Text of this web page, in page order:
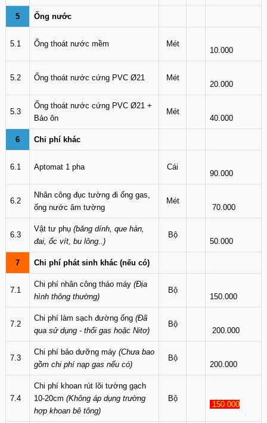
5 Ống nước
5.1 Ống thoát nước mềm Mét
10.000
5.2 Ống thoát nước cứng PVC Ø21 Mét
20.000
5.3
Ống thoát nước cứng PVC Ø21 +
Bảo ôn
Mét
40.000
6 Chi phí khác
6.1 Aptomat 1 pha Cái
90.000
6.2
Nhân công đục tường đi ống gas,
ống nước âm tường
Mét
70.000
6.3
Vật tư phụ (băng dính, que hàn,
đai, ốc vít, bu lông..)
Bộ
50.000
7 Chi phí phát sinh khác (nếu có)
7.1
Chi phí nhân công tháo máy (Địa
hình thông thường)
Bộ
150.000
7.2
Chi phí làm sạch đường ống (Đã
qua sử dụng - thổi gas hoặc Nitơ)
Bộ
200.000
7.3
Chi phí bảo dưỡng máy (Chưa bao
gồm chi phí nạp gas nếu có)
Bộ
200.000
7.4
Chi phí khoan rút lõi tường gạch
10-20cm (Không áp dụng trường
hợp khoan bê tông)
Bộ
150.000